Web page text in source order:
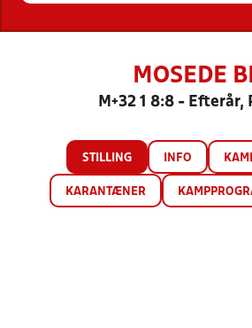
MOSEDE
M+32 1 8:8 - Efterår,
STILLING INFO
KARANTÆNER